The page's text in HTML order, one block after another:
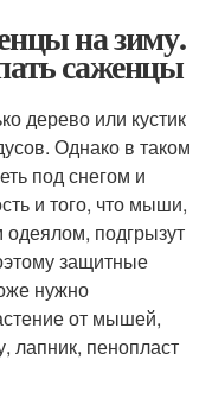
на зиму.
саженцы
дерево или кустик
Однако в таком
под снегом и
и того, что мыши,
подгрызут
защитные
нужно
от мышей,
лапник, пенопласт